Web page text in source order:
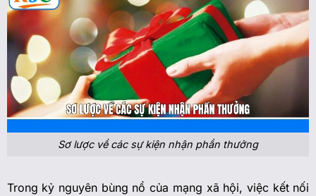
Sơ lược về các sự kiện nhận phần thưởng
Trong kỷ nguyên bùng nổ của mạng xã hội, việc kết nối